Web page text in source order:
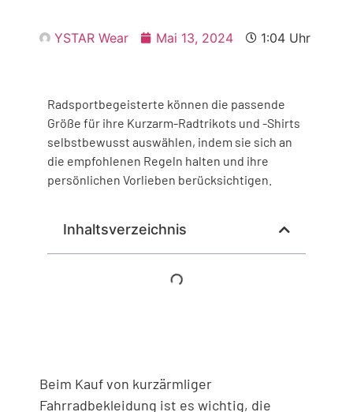
YSTAR Wear Mai 13, 2024 1:04 Uhr
Radsportbegeisterte können die passende
Größe für ihre Kurzarm-Radtrikots und -Shirts
selbstbewusst auswählen, indem sie sich an
die empfohlenen Regeln halten und ihre
persönlichen Vorlieben berücksichtigen.
Inhaltsverzeichnis
Beim Kauf von kurzärmliger
Fahrradbekleidung ist es wichtig, die